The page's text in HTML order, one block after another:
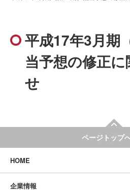
平成17年3月期
当予想の修正
せ
ページトップ
HOME
企業情報